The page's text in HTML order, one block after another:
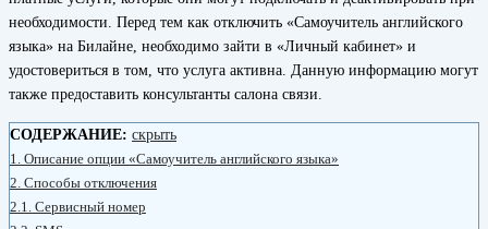
необходимости. Перед тем как отключить «Самоучитель английского
языка» на Билайне, необходимо зайти в «Личный кабинет» и
удостовериться в том, что услуга активна. Данную информацию могут
также предоставить консультанты салона связи.
СОДЕРЖАНИЕ: скрыть
1. Описание опции «Самоучитель английского языка»
2. Способы отключения
2.1. Сервисный номер